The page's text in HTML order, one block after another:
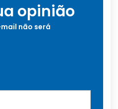
opinião
não será